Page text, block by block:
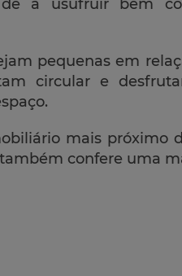
a usufruir bem
pequenas em
circular e
mais próximo
confere uma